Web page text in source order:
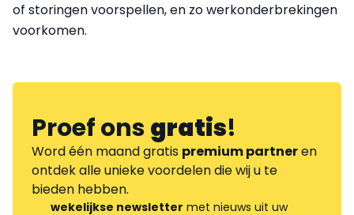
of storingen voorspellen, en zo werkonderbrekingen
voorkomen.
Proef onsgratis!
Word één maand gratis premium partneren
ontdek alle unieke voordelen die wij u te
bieden hebben.
wekelijkse newsletter met nieuws uit uw